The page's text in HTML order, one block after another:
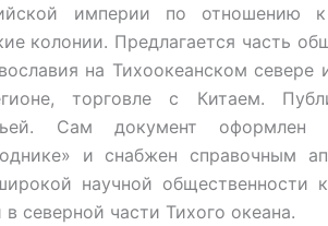
империи по
колонии. Предлагается часть
на Тихоокеанском севере
торговле с Китаем.
Сам документ
и снабжен справочным
научной общественности
северной части Тихого океана.